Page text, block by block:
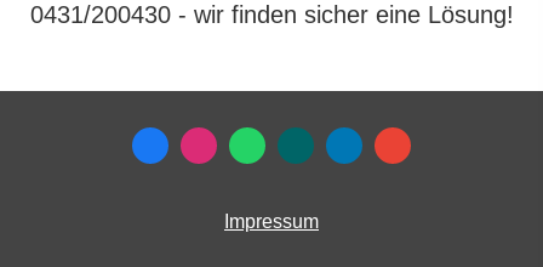
0431/200430 - wir finden sicher eine Lösung!
Impressum